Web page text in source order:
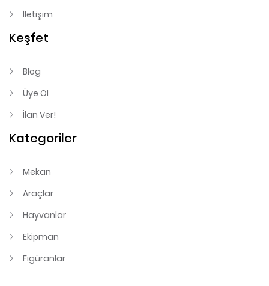
İletişim
Keşfet
Blog
Üye Ol
İlan Ver!
Kategoriler
Mekan
Araçlar
Hayvanlar
Ekipman
Figüranlar